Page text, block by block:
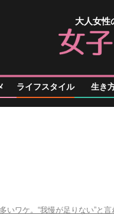
大人女性
ライフスタイル 生き
いワケ。“我慢が足りない”と